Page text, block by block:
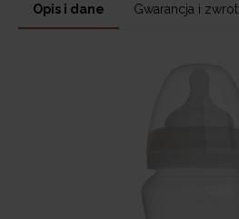
Opis i dane Gwarancja i zwrot